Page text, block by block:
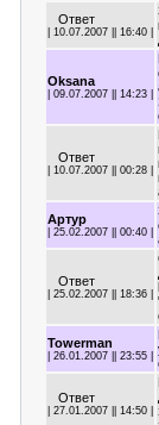
Ответ
| 10.07.2007 || 16:40 |
Oksana
| 09.07.2007 || 14:23 |
Ответ
| 10.07.2007 || 00:28 |
Артур
| 25.02.2007 || 00:40 |
Ответ
| 25.02.2007 || 18:36 |
Towerman
| 26.01.2007 || 23:55 |
Ответ
| 27.01.2007 || 14:50 |